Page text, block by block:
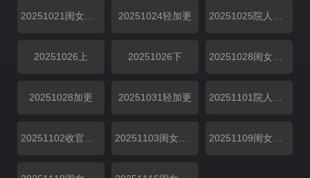
20251024轻加更
20251026上 20251026下 20251028闺女超有料
20251028加更 20251031轻加更
20251103闺女生活全放送 20251109闺女生活全放送